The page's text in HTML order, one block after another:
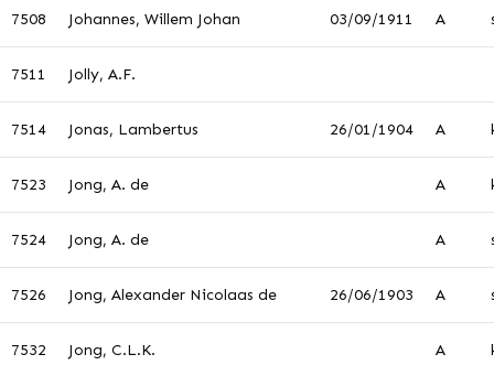
7508 Johannes, Willem Johan 03/09/1911 A
7511 Jolly, A.F.
7514 Jonas, Lambertus 26/01/1904 A
7523 Jong, A. de A
7524 Jong, A. de A
7526 Jong, Alexander Nicolaas de 26/06/1903 A
7532 Jong, C.L.K. A